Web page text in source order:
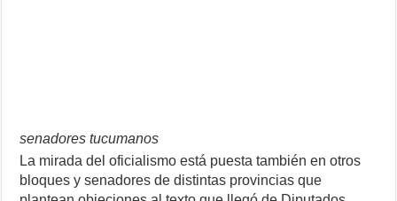
senadores tucumanos
La mirada del oficialismo está puesta también en otros
bloques y senadores de distintas provincias que